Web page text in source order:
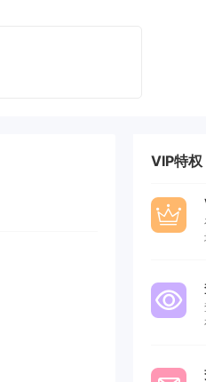
VIP特权